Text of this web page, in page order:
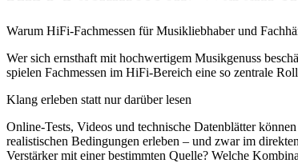
Warum HiFi‑Fachmessen für Musikliebhaber und
Wer sich ernsthaft mit hochwertigem Musikgenuss
spielen Fachmessen im HiFi‑Bereich eine so zentrale
Klang erleben statt nur darüber lesen
Online‑Tests, Videos und technische Datenblätter
realistischen Bedingungen erleben – und zwar im
Verstärker mit einer bestimmten Quelle? Welche